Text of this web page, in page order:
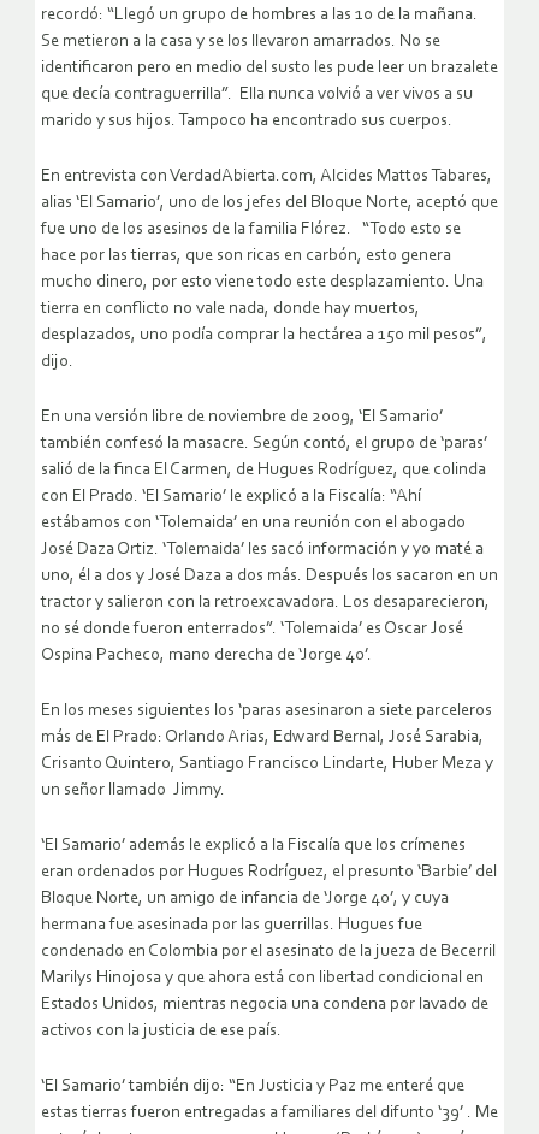
recordó: “Llegó un grupo de hombres a las 10 de la mañana.
Se metieron a la casa y se los llevaron amarrados. No se
identificaron pero en medio del susto les pude leer un brazalete
que decía contraguerrilla”. Ella nunca volvió a ver vivos a su
marido y sus hijos. Tampoco ha encontrado sus cuerpos.
En entrevista con VerdadAbierta.com, Alcides Mattos Tabares,
alias ‘El Samario’, uno de los jefes del Bloque Norte, aceptó que
fue uno de los asesinos de la familia Flórez. “Todo esto se
hace por las tierras, que son ricas en carbón, esto genera
mucho dinero, por esto viene todo este desplazamiento. Una
tierra en conflicto no vale nada, donde hay muertos,
desplazados, uno podía comprar la hectárea a 150 mil pesos”,
dijo.
En una versión libre de noviembre de 2009, ‘El Samario’
también confesó la masacre. Según contó, el grupo de ‘paras’
salió de la finca El Carmen, de Hugues Rodríguez, que colinda
con El Prado. ‘El Samario’ le explicó a la Fiscalía: “Ahí
estábamos con ‘Tolemaida’ en una reunión con el abogado
José Daza Ortiz. ‘Tolemaida’ les sacó información y yo maté a
uno, él a dos y José Daza a dos más. Después los sacaron en un
tractor y salieron con la retroexcavadora. Los desaparecieron,
no sé donde fueron enterrados”. ‘Tolemaida’ es Oscar José
Ospina Pacheco, mano derecha de ‘Jorge 40’.
En los meses siguientes los ‘paras asesinaron a siete parceleros
más de El Prado: Orlando Arias, Edward Bernal, José Sarabia,
Crisanto Quintero, Santiago Francisco Lindarte, Huber Meza y
un señor llamado Jimmy.
‘El Samario’ además le explicó a la Fiscalía que los crímenes
eran ordenados por Hugues Rodríguez, el presunto ‘Barbie’ del
Bloque Norte, un amigo de infancia de ‘Jorge 40’, y cuya
hermana fue asesinada por las guerrillas. Hugues fue
condenado en Colombia por el asesinato de la jueza de Becerril
Marilys Hinojosa y que ahora está con libertad condicional en
Estados Unidos, mientras negocia una condena por lavado de
activos con la justicia de ese país.
‘El Samario’ también dijo: “En Justicia y Paz me enteré que
estas tierras fueron entregadas a familiares del difunto ‘39’ . Me